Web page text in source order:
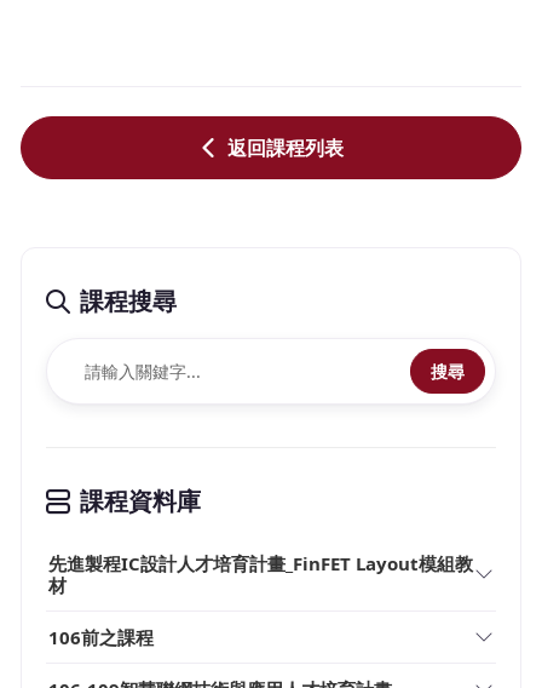
返回課程列表
課程搜尋
搜尋
課程資料庫
先進製程IC設計人才培育計畫_FinFET Layout模組教
材
106前之課程